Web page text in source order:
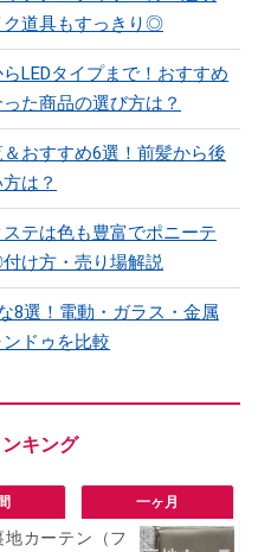
ク道具もすっきり◎
LEDタイプまで！おすすめ
た商品の選び方は？
おすすめ6選！前髪から後
は？
テは色も豊富でポニーテ
け方・売り場解説
8選！電動・ガラス・金属
ドゥを比較
一ヶ月
カーテン（フ